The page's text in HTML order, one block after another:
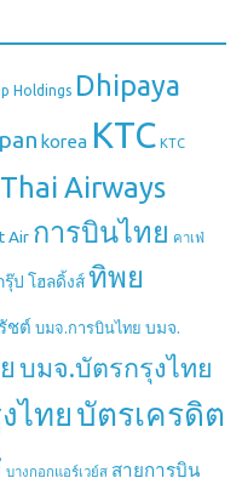
Holdings Dhipaya
korea KTC KTC
Thai Airways
Air การบินไทย คาเฟ่
ป โฮลดิ้งส์ ทิพย
ชต์ บมจ.การบินไทย บมจ.
บมจ.บัตรกรุงไทย
ไทย บัตรเครดิต
บางกอกแอร์เวย์ส สายการบิน